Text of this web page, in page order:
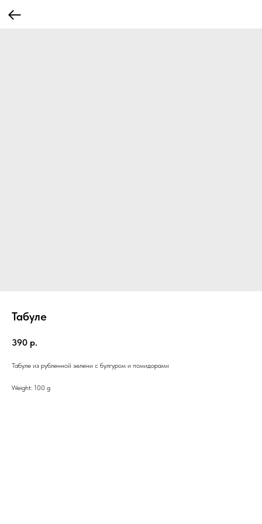
Табуле
390 р.
Табуле из рубленной зелени с булгуром и помидорами
Weight: 100 g